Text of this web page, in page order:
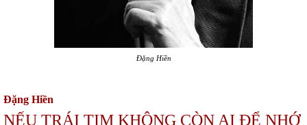
Đặng Hiền
Đặng Hiền
NẾU TRÁI TIM KHÔNG CÒN AI ĐỂ NHỚ